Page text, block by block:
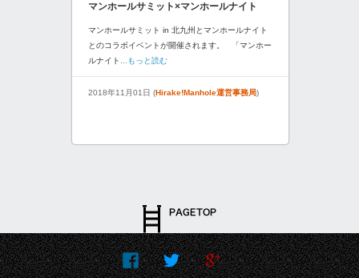
マンホールサミット×マンホールナイト
マンホールサミット in 北九州とマンホールナイト
とのコラボイベントが開催されます。 「マンホー
ルナイト
...もっと読む
2018年11月01日 (Hirake!Manhole運営事務局)